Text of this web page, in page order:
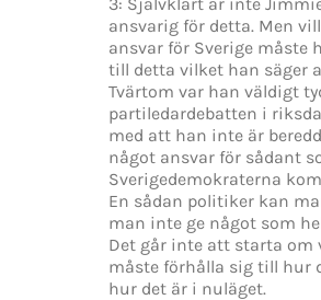
ansvarig för detta. Men
ansvar för Sverige måste
till detta vilket han säger
Tvärtom var han väldigt
partiledardebatten i
med att han inte är
något ansvar för sådant
Sverigedemokraterna
En sådan politiker kan
man inte ge något som
Det går inte att starta om
måste förhålla sig till hur
hur det är i nuläget.